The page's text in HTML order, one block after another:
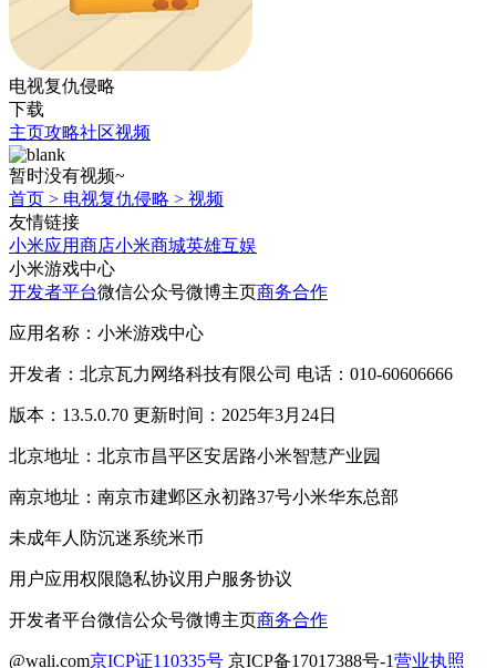
电视复仇侵略
下载
主页攻略社区视频
暂时没有视频~
首页 > 电视复仇侵略 > 视频
友情链接
小米应用商店小米商城英雄互娱
小米游戏中心
开发者平台微信公众号微博主页商务合作
应用名称：小米游戏中心
开发者：北京瓦力网络科技有限公司 电话：010-60606666
版本：13.5.0.70 更新时间：2025年3月24日
北京地址：北京市昌平区安居路小米智慧产业园
南京地址：南京市建邺区永初路37号小米华东总部
未成年人防沉迷系统米币
用户应用权限隐私协议用户服务协议
开发者平台微信公众号微博主页商务合作
@wali.com京ICP证110335号 京ICP备17017388号-1营业执照